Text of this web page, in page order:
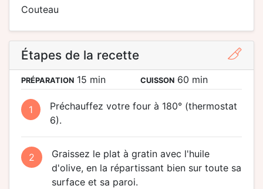
couteau
Étapes de la recette
PRÉPARATION 15 min CUISSON 60 min
1
Préchauffez votre four à 180° (thermostat
6).
2
Graissez le plat à gratin avec l'huile
d'olive, en la répartissant bien sur toute sa
surface et sa paroi.